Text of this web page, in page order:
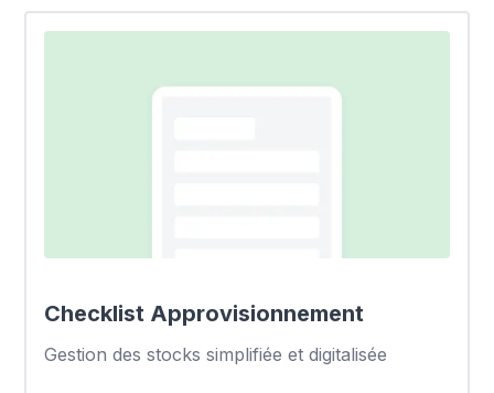
Checklist Approvisionnement
Gestion des stocks simplifiée et digitalisée